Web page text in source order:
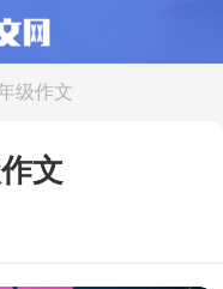
级作文
文